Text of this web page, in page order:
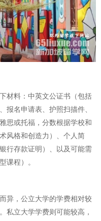
材料：中英文公证书（包括
报名申请表、护照扫描件、
思或托福，分数根据学校和
风格和创造力）、个人简
行存款证明）、以及可能需
课程）。
异，公立大学的学费相对较
私立大学学费则可能较高，